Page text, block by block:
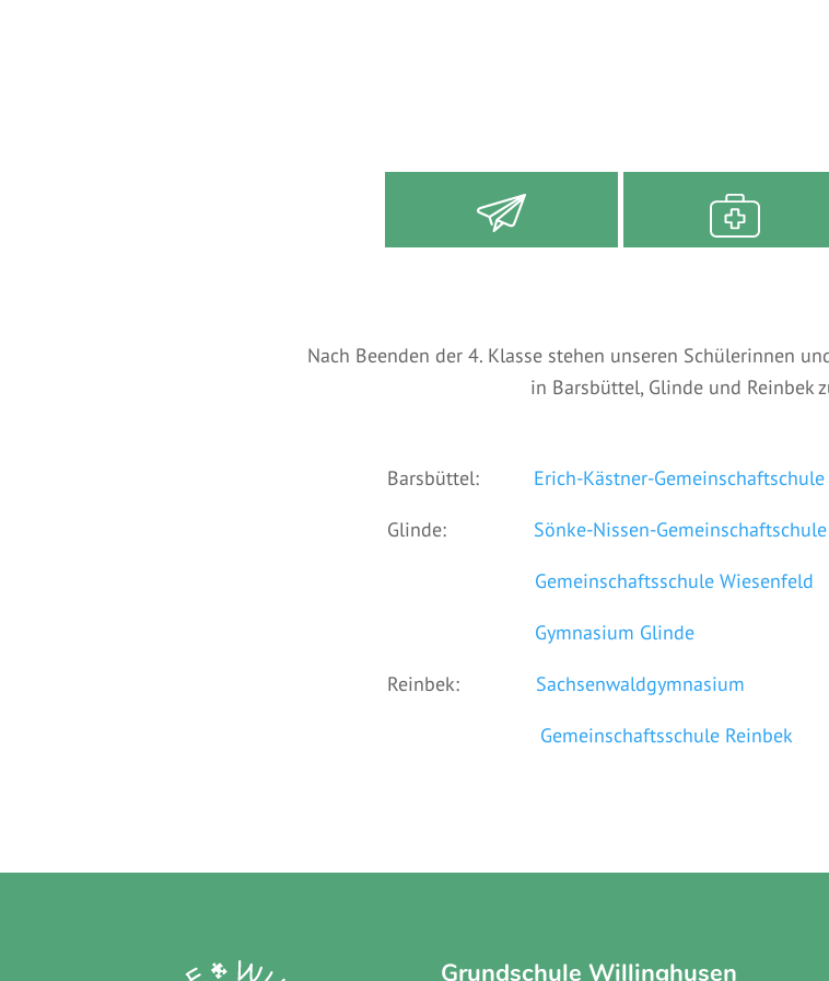
Kontakt
Nach Beenden der 4. Klasse stehen unseren Schülerinnen
in Barsbüttel, Glinde und Reinbek
Barsbüttel: Erich-Kästner-Gemeinschaftschule
Glinde: Sönke-Nissen-Gemeinschaftschule
Gemeinschaftsschule Wiesenfeld
Gymnasium Glinde
Reinbek: Sachsenwaldgymnasium
Gemeinschaftsschule Reinbek
Grundschule Willinghusen